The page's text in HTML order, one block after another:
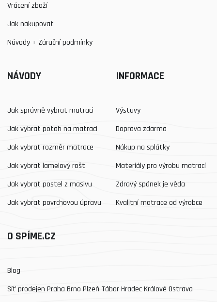
Vrácení zboží
Jak nakupovat
Návody + Záruční podmínky
NÁVODY
Jak správně vybrat matraci
Jak vybrat potah na matraci
Jak vybrat rozměr matrace
Jak vybrat lamelový rošt
Jak vybrat postel z masivu
Jak vybrat povrchovou úpravu
INFORMACE
Výstavy
Doprava zdarma
Nákup na splátky
Materiály pro výrobu matrací
Zdravý spánek je věda
Kvalitní matrace od výrobce
O SPÍME.CZ
Blog
Síť prodejen Praha Brno Plzeň Tábor Hradec Králové Ostrava